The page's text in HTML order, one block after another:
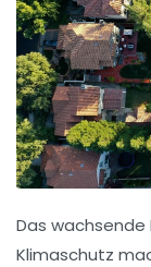
Das
Klimaschutz